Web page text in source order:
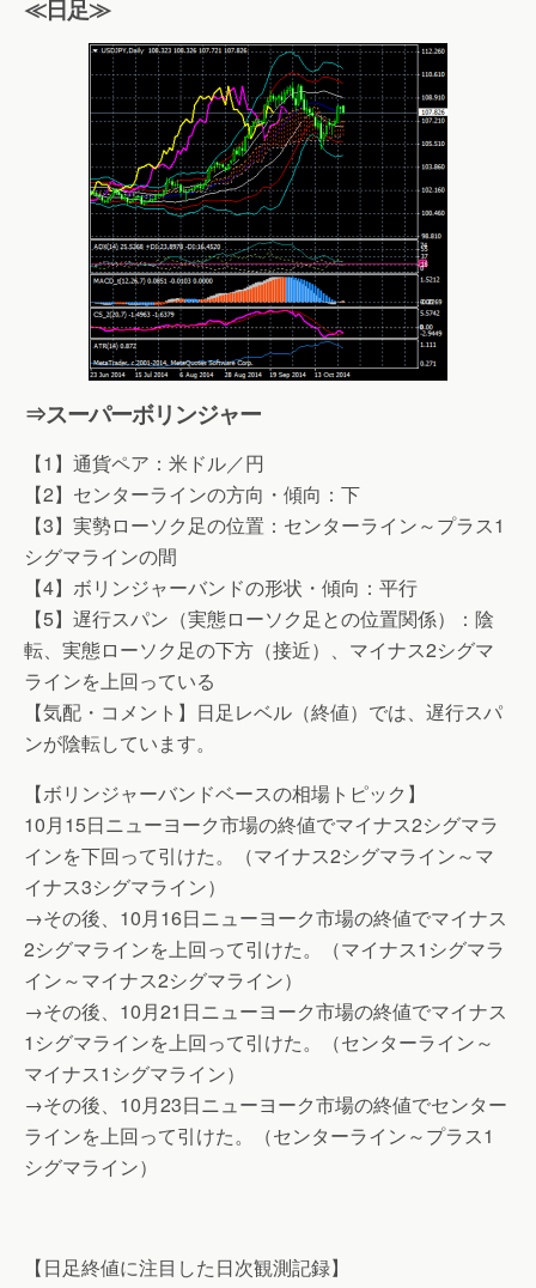
≪日足≫
⇒スーパーボリンジャー
【1】通貨ペア：米ドル／円
【2】センターラインの方向・傾向：下
【3】実勢ローソク足の位置：センターライン～プラス1
シグマラインの間
【4】ボリンジャーバンドの形状・傾向：平行
【5】遅行スパン（実態ローソク足との位置関係）：陰
転、実態ローソク足の下方（接近）、マイナス2シグマ
ラインを上回っている
【気配・コメント】日足レベル（終値）では、遅行スパ
ンが陰転しています。
【ボリンジャーバンドベースの相場トピック】
10月15日ニューヨーク市場の終値でマイナス2シグマラ
インを下回って引けた。（マイナス2シグマライン～マ
イナス3シグマライン）
→その後、10月16日ニューヨーク市場の終値でマイナス
2シグマラインを上回って引けた。（マイナス1シグマラ
イン～マイナス2シグマライン）
→その後、10月21日ニューヨーク市場の終値でマイナス
1シグマラインを上回って引けた。（センターライン～
マイナス1シグマライン）
→その後、10月23日ニューヨーク市場の終値でセンター
ラインを上回って引けた。（センターライン～プラス1
シグマライン）
【日足終値に注目した日次観測記録】